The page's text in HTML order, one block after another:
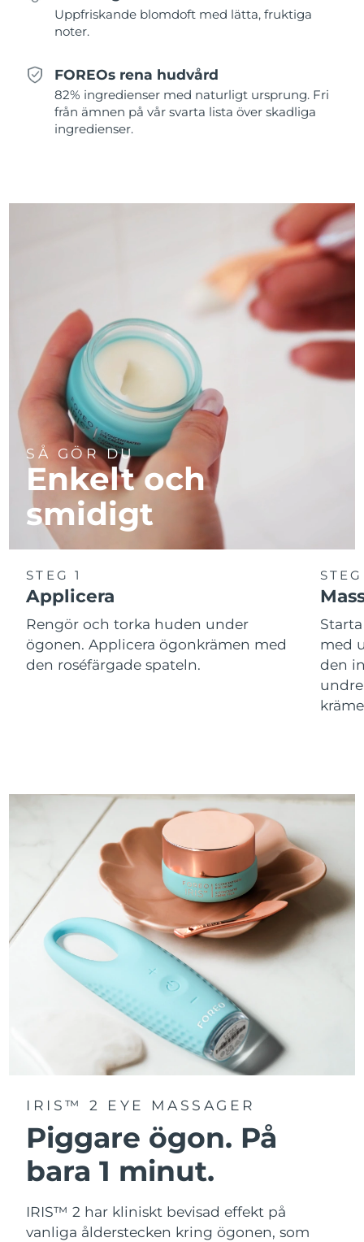
Uppfriskande blomdoft med lätta, fruktiga
noter.
FOREOs rena hudvård
82% ingredienser med naturligt ursprung. Fri
från ämnen på vår svarta lista över skadliga
ingredienser.
SÅ GÖR DU
Enkelt och
smidigt
STEG 1
Applicera
Rengör och torka huden under
ögonen. Applicera ögonkrämen med
den roséfärgade spateln.
med
den
IRIS™ 2 EYE MASSAGER
Piggare ögon. På
bara 1 minut.
IRIS™ 2 har kliniskt bevisad effekt på
vanliga ålderstecken kring ögonen, som
Slovakien
Slovenien Förväntad leverans
Sydafrika Förväntad leverans8/19/26
Förväntad leverans 8/11/26
Förväntad leverans 8/11/26
Förväntad leverans 8/16/26
Thailand 8/15/26
Turkiet 8/12/26
Förenade
Arabemiraten
Förväntad leverans
Storbritannien Förväntad leverans
USA Förväntad leverans
Uzbekistan Förväntad leverans8/16/26
Vietnam